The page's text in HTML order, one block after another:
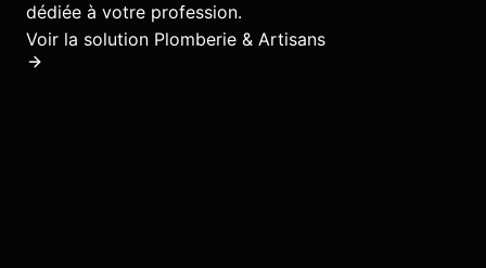
dédiée à votre profession.
Voir la solution Plomberie & Artisans